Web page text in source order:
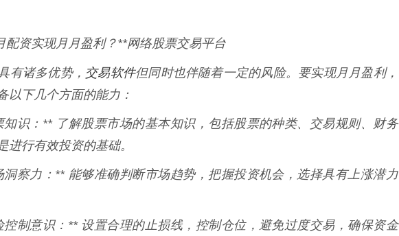
配资实现月月盈利？**网络股票交易平台
有诸多优势， 交易软件但同时也伴随着一定的风险。要实现月月盈利，
以下几个方面的能力：
知识：** 了解股票市场的基本知识，包括股票的种类、交易规则、财务
进行有效投资的基础。
洞察力：** 能够准确判断市场趋势，把握投资机会，选择具有上涨潜力
控制意识：** 设置合理的止损线，控制仓位，避免过度交易，确保资金